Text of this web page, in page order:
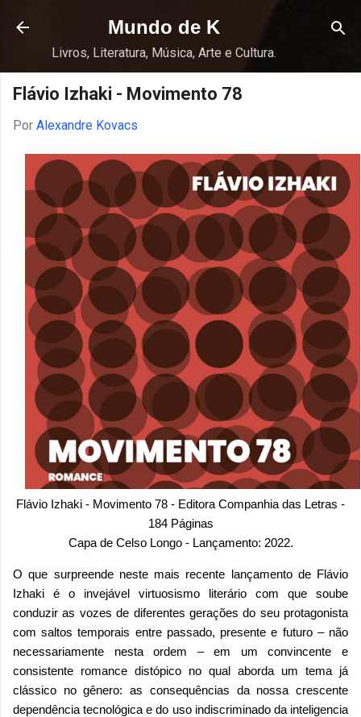
Pular para o conteúdo principal
Mundo de K
Livros, Literatura, Música, Arte e Cultura.
Flávio Izhaki - Movimento 78
Por Alexandre Kovacs
Flávio Izhaki - Movimento 78 - Editora Companhia das Letras -
184 Páginas
Capa de Celso Longo - Lançamento: 2022.
O que surpreende neste mais recente lançamento de Flávio
Izhaki é o invejável virtuosismo literário com que soube
conduzir as vozes de diferentes gerações do seu protagonista
com saltos temporais entre passado, presente e futuro – não
necessariamente nesta ordem – em um convincente e
consistente romance distópico no qual aborda um tema já
clássico no gênero: as consequências da nossa crescente
dependência tecnológica e do uso indiscriminado da inteligencia